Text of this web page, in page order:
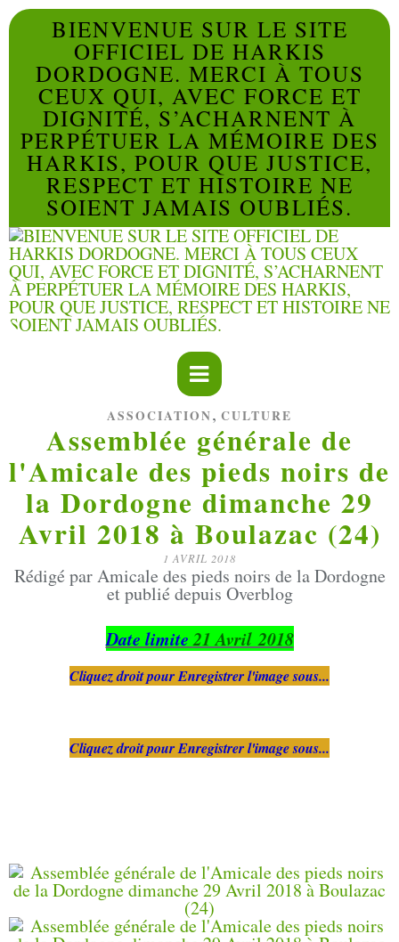
BIENVENUE SUR LE SITE
OFFICIEL DE HARKIS
DORDOGNE. MERCI À TOUS
CEUX QUI, AVEC FORCE ET
DIGNITÉ, S’ACHARNENT À
PERPÉTUER LA MÉMOIRE DES
HARKIS, POUR QUE JUSTICE,
RESPECT ET HISTOIRE NE
SOIENT JAMAIS OUBLIÉS.
ASSOCIATION, CULTURE
Assemblée générale de
l'Amicale des pieds noirs de
la Dordogne dimanche 29
Avril 2018 à Boulazac (24)
1 AVRIL 2018
Rédigé par Amicale des pieds noirs de la Dordogne
et publié depuis Overblog
Date limite21 Avril 2018
Cliquez droit pour Enregistrer l'image sous...
Cliquez droit pour Enregistrer l'image sous...